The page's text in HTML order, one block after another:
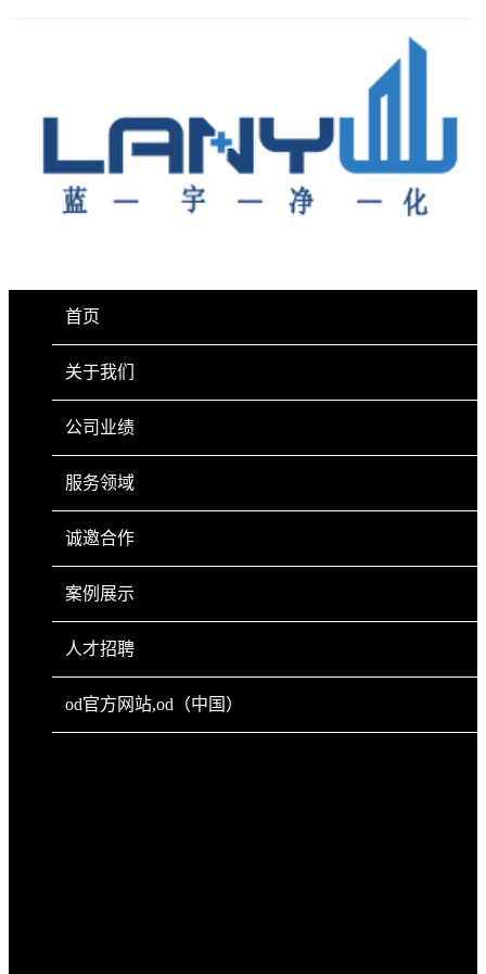
首页
关于我们
公司业绩
服务领域
诚邀合作
案例展示
人才招聘
od官方网站,od（中国）